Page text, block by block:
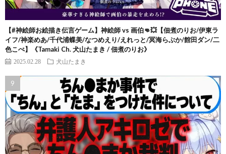
【#神絵師お絵描き伝言ゲーム】神絵師 vs 画伯👊💥【佃煮のりお/伊東ラ
イフ/神楽めあ/千代浦蝶美/なつめえり/えれっと/冥海らぶか/館田ダン/二
色こぺ】《Tamaki Ch. 犬山たまき / 佃煮のりお》
2025.02.28 犬山たまき